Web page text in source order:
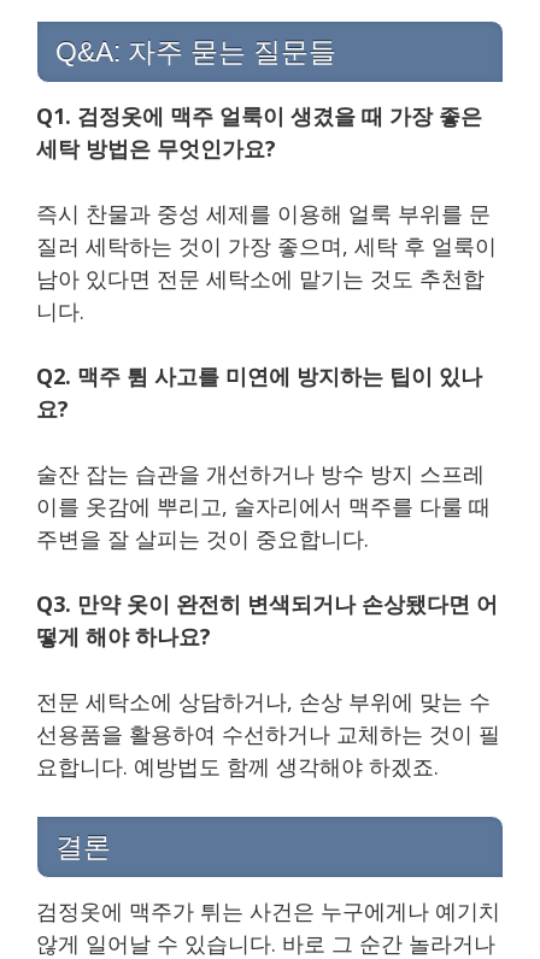
Q&A: 자주 묻는 질문들
Q1. 검정옷에 맥주 얼룩이 생겼을 때 가장 좋은
세탁 방법은 무엇인가요?
즉시 찬물과 중성 세제를 이용해 얼룩 부위를 문
질러 세탁하는 것이 가장 좋으며, 세탁 후 얼룩이
남아 있다면 전문 세탁소에 맡기는 것도 추천합
니다.
Q2. 맥주 튐 사고를 미연에 방지하는 팁이 있나
요?
술잔 잡는 습관을 개선하거나 방수 방지 스프레
이를 옷감에 뿌리고, 술자리에서 맥주를 다룰 때
주변을 잘 살피는 것이 중요합니다.
Q3. 만약 옷이 완전히 변색되거나 손상됐다면 어
떻게 해야 하나요?
전문 세탁소에 상담하거나, 손상 부위에 맞는 수
선용품을 활용하여 수선하거나 교체하는 것이 필
요합니다. 예방법도 함께 생각해야 하겠죠.
결론
검정옷에 맥주가 튀는 사건은 누구에게나 예기치
않게 일어날 수 있습니다. 바로 그 순간 놀라거나